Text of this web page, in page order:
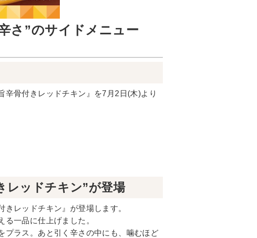
さ”のサイドメニュー
骨付きレッドチキン』を7月2日(木)より
レッドチキン”が登場
レッドチキン』が登場します。
一品に仕上げました。
プラス。あと引く辛さの中にも、噛むほど